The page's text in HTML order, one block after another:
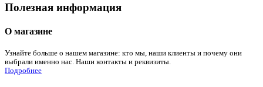
Полезная информация
О магазине
Узнайте больше о нашем магазине: кто мы, наши клиенты и почему они
выбрали именно нас. Наши контакты и реквизиты.
Подробнее